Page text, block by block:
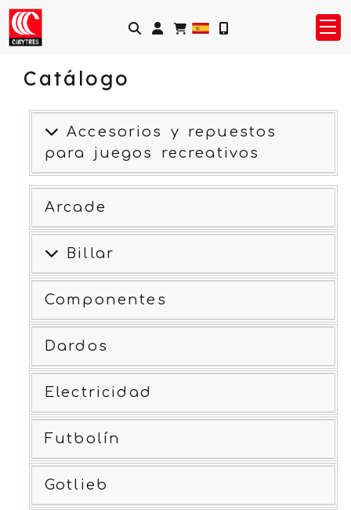
Identifícate
Catálogo
Accesorios y repuestos
para juegos recreativos
Arcade
Billar
Componentes
Dardos
Electricidad
Futbolín
Gotlieb